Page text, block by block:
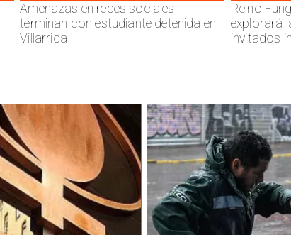
Amenazas en redes sociales
terminan con estudiante detenida en
Villarrica
Reino
explorará
invitados